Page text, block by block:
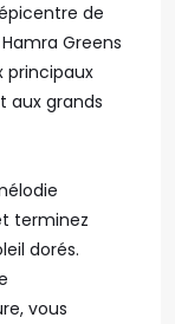
de
Greens
principaux
aux grands
terminez
dorés.
vous